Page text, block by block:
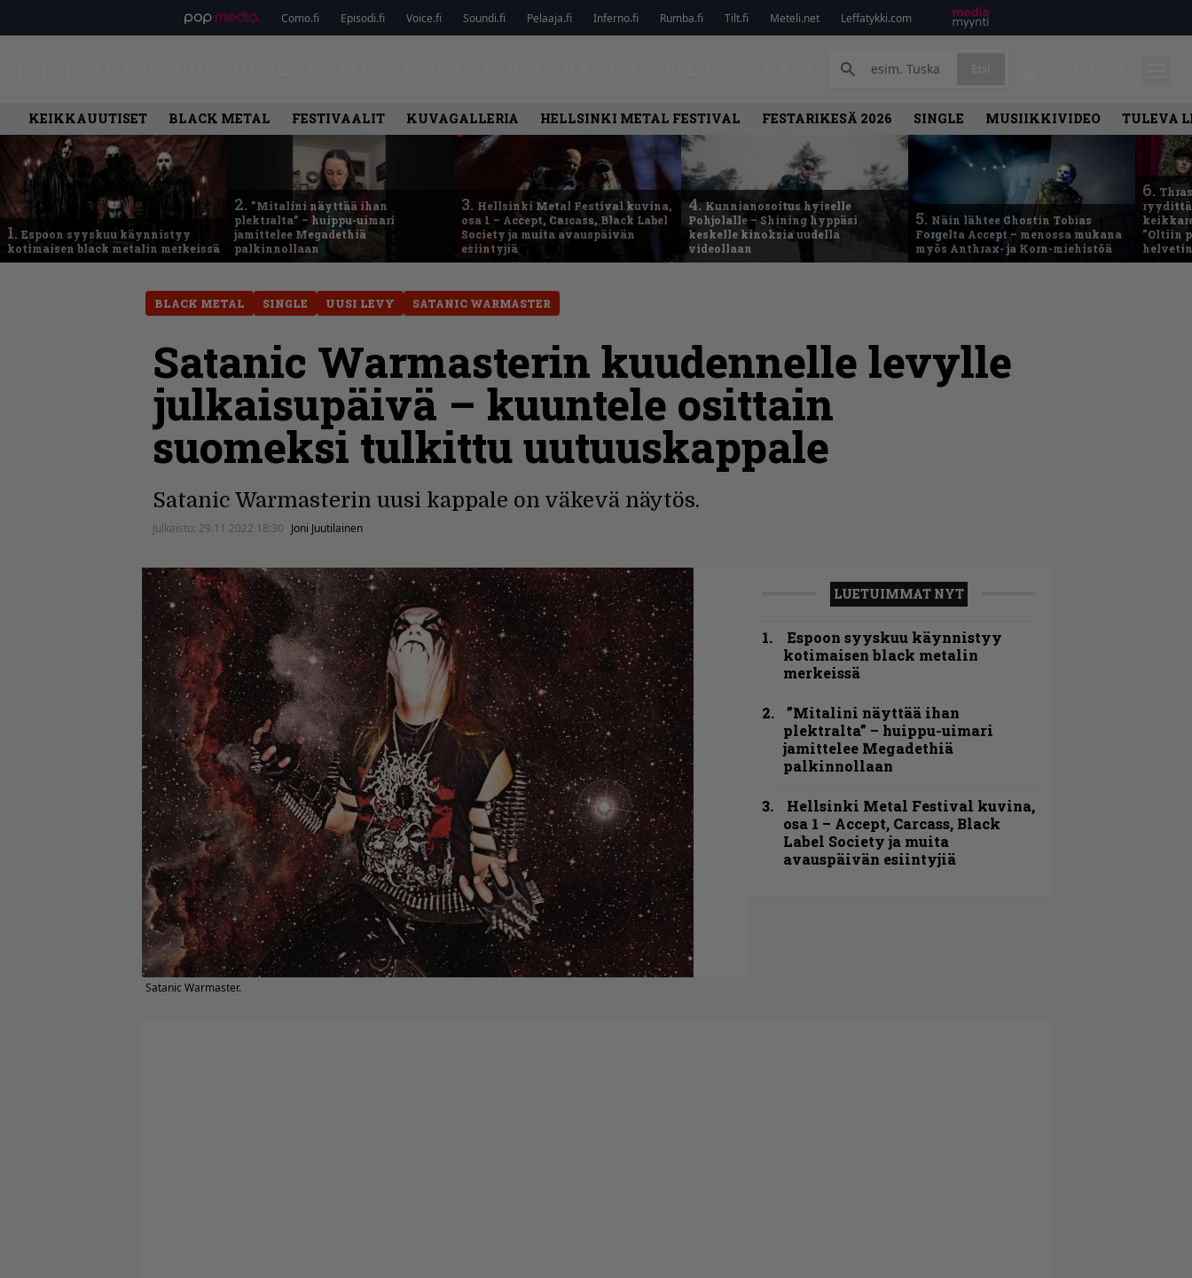
Como.fi Episodi.fi Voice.fi Soundi.fi Pelaaja.fi Inferno.fi Rumba.fi Tilt.fi Meteli.net Leffatykki.com
KEIKKAUUTISET BLACK METAL FESTIVAALIT KUVAGALLERIA HELLSINKI METAL FESTIVAL FESTARIKESÄ 2026 SINGLE MUSIIKKIVIDEO TULEVA
1. Espoon syyskuu käynnistyy
kotimaisen black metalin merkeissä
2. ”Mitalini näyttää ihan
plektralta” – huippu-uimari
jamittelee Megadethiä
palkinnollaan
3. Hellsinki Metal Festival kuvina,
osa 1 – Accept, Carcass, Black Label
Society ja muita avauspäivän
esiintyjiä
4. Kunnianosoitus hyiselle
Pohjolalle – Shining hyppäsi
keskelle kinoksia uudella
videollaan
5. Näin lähtee Ghostin Tobias
Forgelta Accept – menossa mukana
myös Anthrax- ja Korn-miehistöä
6.
”Oltiin
BLACK METAL SINGLE UUSI LEVY SATANIC WARMASTER
Satanic Warmasterin kuudennelle levylle
julkaisupäivä – kuuntele osittain
suomeksi tulkittu uutuuskappale
Satanic Warmasterin uusi kappale on väkevä näytös.
Julkaistu: 29.11.2022 18:30 Joni Juutilainen
Satanic Warmaster.
LUETUIMMAT NYT
Espoon syyskuu käynnistyy
kotimaisen black metalin
merkeissä
”Mitalini näyttää ihan
plektralta” – huippu-uimari
jamittelee Megadethiä
palkinnollaan
Hellsinki Metal Festival kuvina,
osa 1 – Accept, Carcass, Black
Label Society ja muita
avauspäivän esiintyjiä